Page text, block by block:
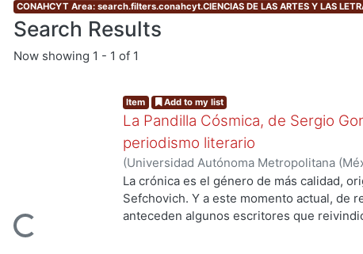
CONAHCYT Area: search.filters.conahcyt.CIENCIAS DE LAS ARTES Y LAS
Search Results
Now showing 1 - 1 of 1
Loading...
Item Add to my list
La Pandilla Cósmica, de Sergio
periodismo literario
(Universidad Autónoma Metropolitana
de Servicios de Información.,2020-11)
La crónica es el género de más calidad,
Sefchovich. Y a este momento actual, de
anteceden algunos escritores que